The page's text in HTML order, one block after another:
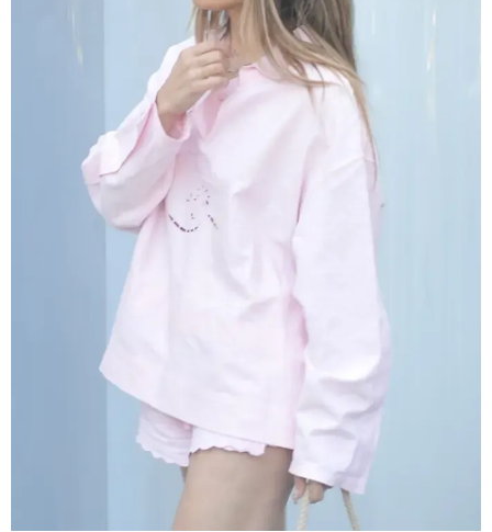
ნია იმნაძის ბებია მიმართვას ავრცელებს -
"კონკრეტულად როდის, სად და რა სიტყვებით
წააქეზა ნია იმნაძემ ალექსანდრე გაბაშვილი? ერთი
ოჯახის ენით აღუწერელი ტკივილი არ შეიძლება
გახდეს მეორე ოჯახის 16 წლის ბავშვის საჯაროდ
განადგურების საფუძველი"
"ის ამბავი ხომ გახსოვთ, ნიკა მელიას რომ თავს
დაესხნენ სამტრედიაში, სწორედ იმ ამბავზე, ხვალ,
პროკურატურა 126-ე მუხლის პირველი ნაწილით